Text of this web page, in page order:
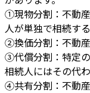
①現物分割：不動
人が単独で相続する
②換価分割：不動産
③代償分割：特定
相続人にはその代
④共有分割：不動産